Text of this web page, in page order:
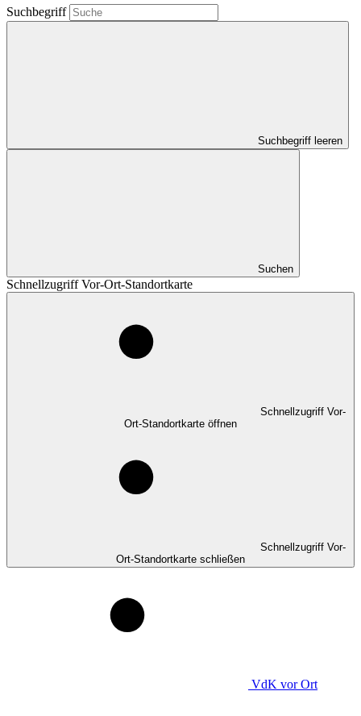
Suchbegriff
Suchbegriff leeren
Suchen
Schnellzugriff Vor-Ort-Standortkarte
Schnellzugriff Vor-
Ort-Standortkarte öffnen
Schnellzugriff Vor-
Ort-Standortkarte schließen
VdK vor Ort